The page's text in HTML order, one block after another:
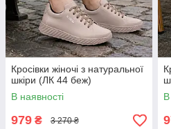
Кросівки жіночі з натуральної
шкіри (ЛК 44 беж)
В наявності
979 ₴ 3 270 ₴
В